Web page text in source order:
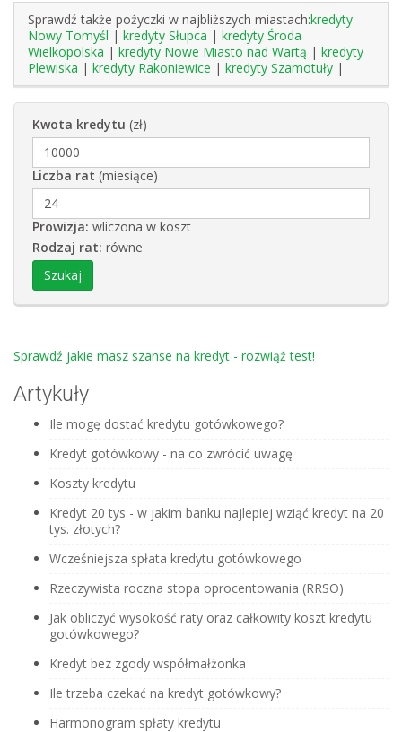
Sprawdź także pożyczki w najbliższych miastach:kredyty
Nowy Tomyśl | kredyty Słupca | kredyty Środa
Wielkopolska | kredyty Nowe Miasto nad Wartą | kredyty
Plewiska | kredyty Rakoniewice | kredyty Szamotuły |
Kwota kredytu (zł)
Liczba rat (miesiące)
Prowizja: wliczona w koszt
Rodzaj rat: równe
Sprawdź jakie masz szanse na kredyt - rozwiąż test!
Artykuły
Ile mogę dostać kredytu gotówkowego?
Kredyt gotówkowy - na co zwrócić uwagę
Koszty kredytu
Kredyt 20 tys - w jakim banku najlepiej wziąć kredyt na 20
tys. złotych?
Wcześniejsza spłata kredytu gotówkowego
Rzeczywista roczna stopa oprocentowania (RRSO)
Jak obliczyć wysokość raty oraz całkowity koszt kredytu
gotówkowego?
Kredyt bez zgody współmałżonka
Ile trzeba czekać na kredyt gotówkowy?
Harmonogram spłaty kredytu